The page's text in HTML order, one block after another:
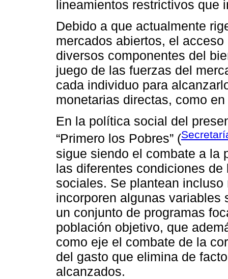
lineamientos restrictivos que
Debido a que actualmente
mercados abiertos, el
diversos componentes del
juego de las fuerzas del
cada individuo para
monetarias directas, como
En la política social del
“Primero los Pobres” (
sigue siendo el combate a la
las diferentes condiciones
sociales. Se plantean
incorporen algunas variables
un conjunto de programas
población objetivo, que
como eje el combate de la
del gasto que elimina de
alcanzados.